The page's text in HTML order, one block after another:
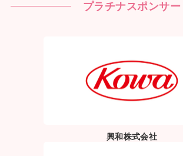
プラチナスポンサー
興和株式会社